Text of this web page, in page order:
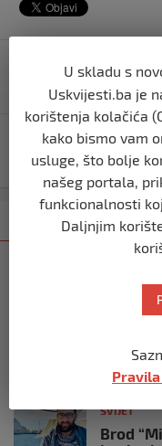
objava
Sudar teretnog
traga se za dvije
Raste pritisak na
Kategorija
primio
prije 10
SVIJET
Brod
U skladu s
Uskvijesti.ba je
korištenja kolačića
kako bismo vam
usluge, što bolje
našeg portala,
funkcionalnosti
Daljnjim